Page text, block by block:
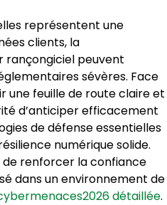
représentent une
clients, la
rançongiciel peuvent
sévères. Face
une feuille de route claire et
d’anticiper efficacement
de défense essentielles
numérique solide.
renforcer la confiance
dans un environnement de
détaillée.